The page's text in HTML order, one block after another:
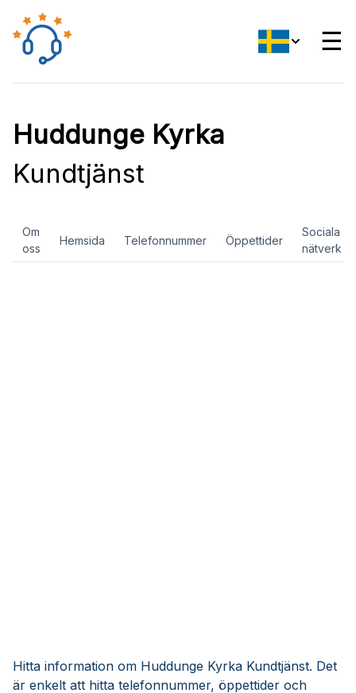
☰
Huddunge Kyrka
Kundtjänst
Om
oss
Hemsida Telefonnummer Öppettider
Sociala
nätverk
Hitta information om Huddunge Kyrka Kundtjänst. Det
är enkelt att hitta telefonnummer, öppettider och